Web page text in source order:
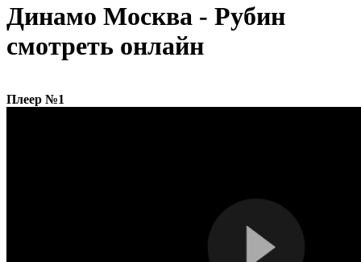
Динамо Москва - Рубин
смотреть онлайн
Плеер №1